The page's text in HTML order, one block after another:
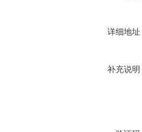
详细地址
补充说明